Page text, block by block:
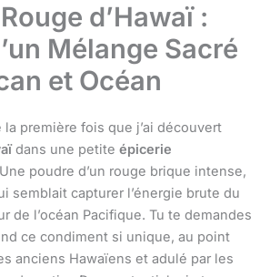
d’Hawaï :
Mélange Sacré
et Océan
première fois que j’ai découvert
dans une petite épicerie
poudre d’un rouge brique intense,
semblait capturer l’énergie brute du
de l’océan Pacifique. Tu te demandes
ce condiment si unique, au point
anciens Hawaïens et adulé par les